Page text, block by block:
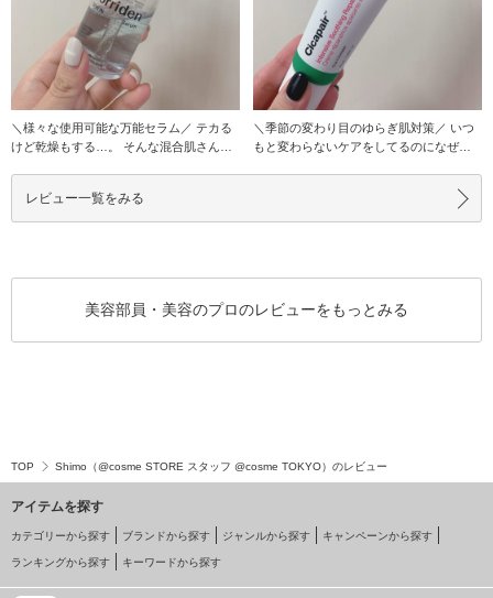
＼様々な使用可能な万能セラム／ テカる
けど乾燥もする…。 そんな混合肌さんに
＼季節の変わり目のゆらぎ肌対策／ いつ
もと変わらないケアをしてるのになぜか
レビュー一覧をみる
美容部員・美容のプロのレビューをもっとみる
TOP Shimo（@cosme STORE スタッフ @cosme TOKYO）のレビュー
アイテムを探す
カテゴリーから探す ブランドから探す ジャンルから探す キャンペーンから探す
ランキングから探す キーワードから探す